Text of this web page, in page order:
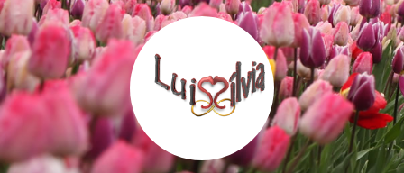
POETAS
BLOG
COMUNIDADE